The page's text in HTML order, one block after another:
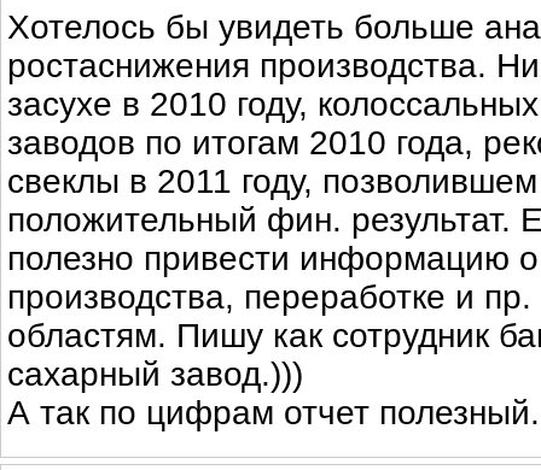
Хотелось бы увидеть больше
ростаснижения производства.
засухе в 2010 году,
заводов по итогам 2010 года,
свеклы в 2011 году,
положительный фин.
полезно привести информацию
производства, переработке и
областям. Пишу как сотрудник
сахарный завод.)))
А так по цифрам отчет